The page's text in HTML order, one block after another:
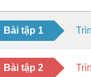
Bài tập 1
Bài tập 2